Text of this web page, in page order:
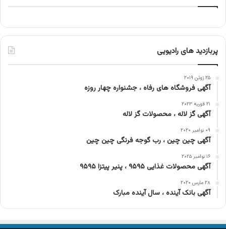
پربازدید های رادیویی
۲۵ ژوئن ۲۰۱۹
آگهی فروشگاه های رفاه ، جشنواره چهار روزه
۲۱ فوریه ۲۰۲۳
آگهی گز لاله ، محصولات گز لاله
۰۹ نوامبر ۲۰۲۰
آگهی چین چین ، رب گوجه فرنگی چین چین
۱۶ نوامبر ۲۰۲۵
آگهی محصولات غذایی ۹۵۹۵ ، پنیر پیتزا ۹۵۹۵
۲۸ مارس ۲۰۲۰
آگهی بانک آینده ، سال آینده مبارک